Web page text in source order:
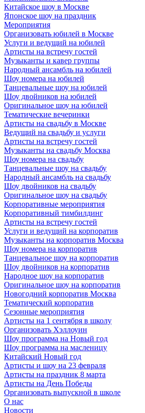
Китайское шоу в Москве
Японское шоу на праздник
Мероприятия
Организовать юбилей в Москве
Услуги и ведущий на юбилей
Артисты на встречу гостей
Музыканты и кавер группы
Народный ансамбль на юбилей
Шоу номера на юбилей
Танцевальные шоу на юбилей
Шоу двойников на юбилей
Оригинальное шоу на юбилей
Тематические вечеринки
Артисты на свадьбу в Москве
Ведущий на свадьбу и услуги
Артисты на встречу гостей
Музыканты на свадьбу Москва
Шоу номера на свадьбу
Танцевальные шоу на свадьбу
Народный ансамбль на свадьбу
Шоу двойников на свадьбу
Оригинальное шоу на свадьбу
Корпоративные мероприятия
Корпоративный тимбилдинг
Артисты на встречу гостей
Услуги и ведущий на корпоратив
Музыканты на корпоратив Москва
Шоу номера на корпоратив
Танцевальное шоу на корпоратив
Шоу двойников на корпоратив
Народное шоу на корпоратив
Оригинальное шоу на корпоратив
Новогодний корпоратив Москва
Тематический корпоратив
Сезонные мероприятия
Артисты на 1 сентября в школу
Организовать Хэллоуин
Шоу программа на Новый год
Шоу программа на масленицу
Китайский Новый год
Артисты и шоу на 23 февраля
Артисты на праздник 8 марта
Артисты на День Победы
Организовать выпускной в школе
О нас
Новости